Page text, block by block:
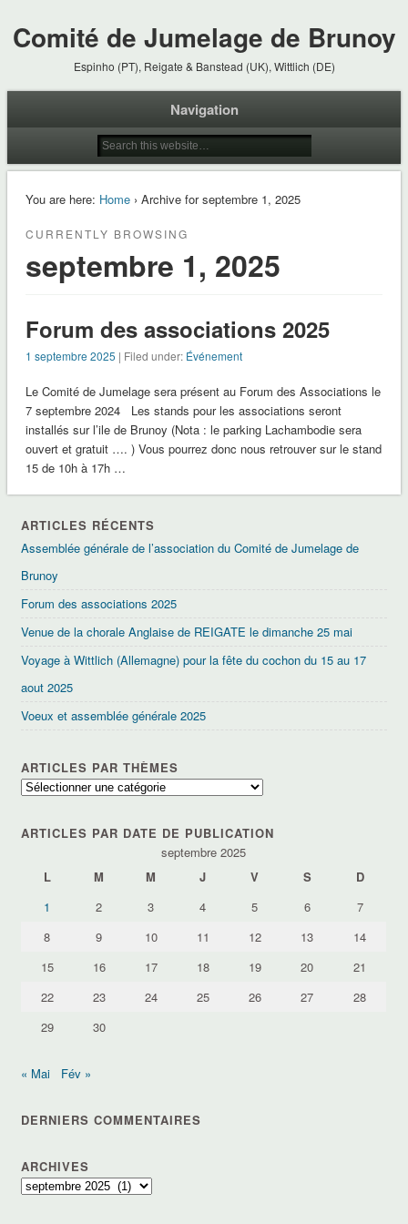
Comité de Jumelage de Brunoy
Espinho (PT), Reigate & Banstead (UK), Wittlich (DE)
Navigation
You are here: Home› Archive for septembre 1, 2025
CURRENTLY BROWSING
septembre 1, 2025
Forum des associations 2025
1 septembre 2025 | Filed under: Événement
Le Comité de Jumelage sera présent au Forum des Associations le
7 septembre 2024 Les stands pour les associations seront
installés sur l’ile de Brunoy (Nota : le parking Lachambodie sera
ouvert et gratuit …. ) Vous pourrez donc nous retrouver sur le stand
15 de 10h à 17h …
ARTICLES RÉCENTS
Assemblée générale de l’association du Comité de Jumelage de
Brunoy
Forum des associations 2025
Venue de la chorale Anglaise de REIGATE le dimanche 25 mai
Voyage à Wittlich (Allemagne) pour la fête du cochon du 15 au 17
aout 2025
Voeux et assemblée générale 2025
ARTICLES PAR THÈMES
Articles
ARTICLES PAR DATE DE PUBLICATION
septembre 2025
L
M M J V S
D
1
2 3 4 5 6
7
8
9 10 11 12 13
14
15
16 17 18 19 20
21
22
23 24 25 26 27
28
29
30
« Mai Fév »
DERNIERS COMMENTAIRES
ARCHIVES
Archives